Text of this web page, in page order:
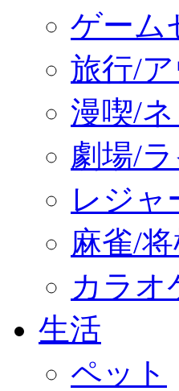
ゲーム
旅行/
漫喫/
劇場/
レジャ
麻雀/
カラオ
生活
ペット